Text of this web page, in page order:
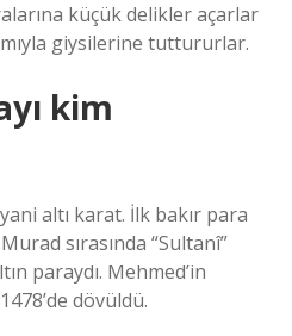
küçük delikler açarlar
giysilerine tuttururlar.
kim
altı karat. İlk bakır para
sırasında “Sultanî”
paraydı. Mehmed’in
dövüldü.